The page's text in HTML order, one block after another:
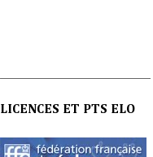
LICENCES ET PTS ELO